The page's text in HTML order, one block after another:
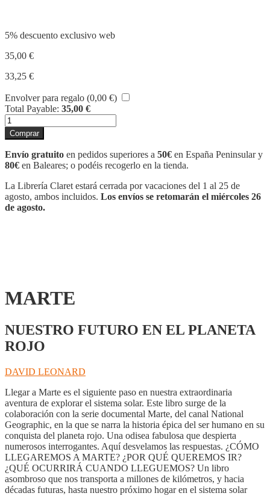
5% descuento exclusivo web
35,00 €
33,25 €
Envolver para regalo (0,00 €)
Total Payable: 35,00 €
MARTE
cantidad
Comprar
Envío gratuito en pedidos superiores a 50€ en España Peninsular y
80€ en Baleares; o podéis recogerlo en la tienda.
La Librería Claret estará cerrada por vacaciones del 1 al 25 de
agosto, ambos incluidos. Los envíos se retomarán el miércoles 26
de agosto.
MARTE
NUESTRO FUTURO EN EL PLANETA
ROJO
DAVID LEONARD
Llegar a Marte es el siguiente paso en nuestra extraordinaria
aventura de explorar el sistema solar. Este libro surge de la
colaboración con la serie documental Marte, del canal National
Geographic, en la que se narra la historia épica del ser humano en su
conquista del planeta rojo. Una odisea fabulosa que despierta
numerosos interro­gantes. Aquí desvelamos las respuestas. ¿CÓMO
LLEGAREMOS A MARTE? ¿POR QUÉ QUEREMOS IR?
¿QUÉ OCURRIRÁ CUANDO LLEGUEMOS? Un libro
asombroso que nos transporta a millones de kilómetros, y hacia
décadas fu­turas, hasta nuestro próximo hogar en el sistema solar